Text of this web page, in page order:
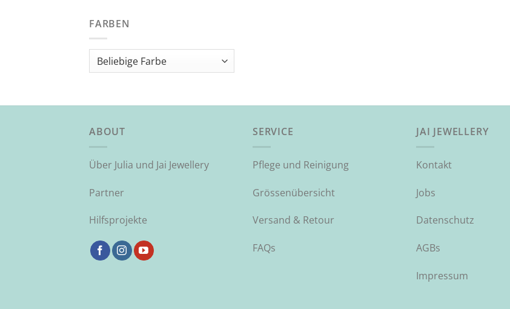
FARBEN
ABOUT
Über Julia und Jai Jewellery
Partner
Hilfsprojekte
SERVICE
Pflege und Reinigung
Grössenübersicht
Versand & Retour
FAQs
JAI JEWELLERY
Kontakt
Jobs
Datenschutz
AGBs
Impressum